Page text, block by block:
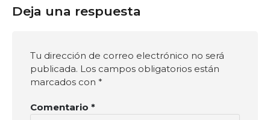
Deja una respuesta
Tu dirección de correo electrónico no será
publicada. Los campos obligatorios están
marcados con *
Comentario *